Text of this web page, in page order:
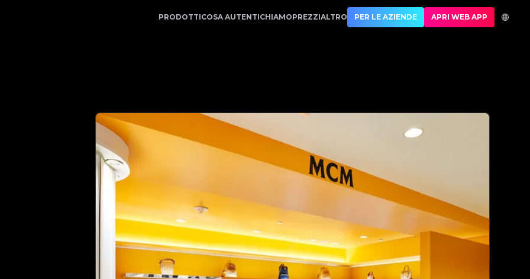
tuo partner di fiducia nell'autenticazione di lusso | No.1 Best Authentication
PRODOTTICOSA AUTENTICHIAMOPREZZIALTRO PER LE AZIENDE APRI WEB APP